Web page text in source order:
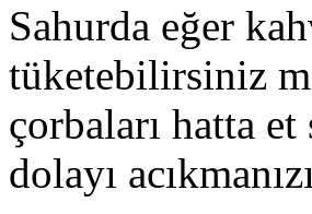
Sahurda eğer
tüketebilirsiniz
çorbaları hatta
dolayı